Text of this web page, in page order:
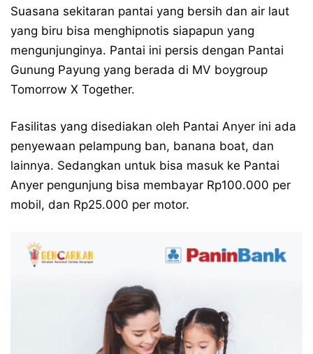
Suasana sekitaran pantai yang bersih dan air laut
yang biru bisa menghipnotis siapapun yang
mengunjunginya. Pantai ini persis dengan Pantai
Gunung Payung yang berada di MV boygroup
Tomorrow X Together.
Fasilitas yang disediakan oleh Pantai Anyer ini ada
penyewaan pelampung ban, banana boat, dan
lainnya. Sedangkan untuk bisa masuk ke Pantai
Anyer pengunjung bisa membayar Rp100.000 per
mobil, dan Rp25.000 per motor.